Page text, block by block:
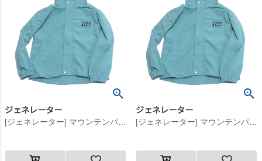
ジェネレーター ジェネレーター